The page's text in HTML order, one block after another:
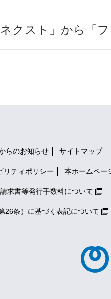
ネクスト」から「
らのお知らせ サイトマップ
リティポリシー 本ホームペー
求書等発行手数料について
26条）に基づく表記について